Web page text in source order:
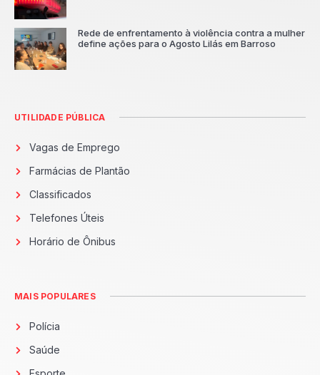
Rede de enfrentamento à violência contra a mulher
define ações para o Agosto Lilás em Barroso
UTILIDADE PÚBLICA
Vagas de Emprego
Farmácias de Plantão
Classificados
Telefones Úteis
Horário de Ônibus
MAIS POPULARES
Polícia
Saúde